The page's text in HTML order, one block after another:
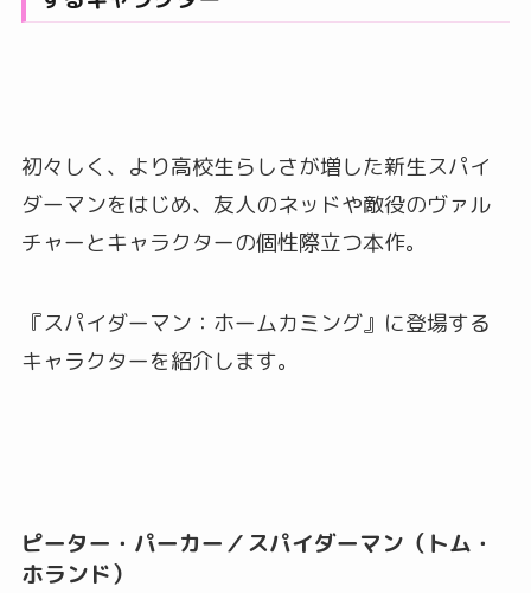
初々しく、より高校生らしさが増した新生スパイ
ダーマンをはじめ、友人のネッドや敵役のヴァル
チャーとキャラクターの個性際立つ本作。
『スパイダーマン：ホームカミング』に登場する
キャラクターを紹介します。
ピーター・パーカー／スパイダーマン（トム・
ホランド）